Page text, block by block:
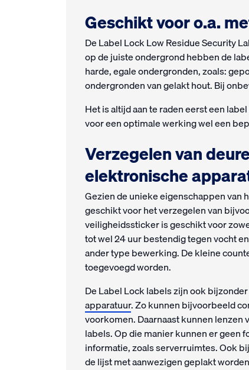
Geschikt voor o.a.
De Label Lock Low Residue Security
op de juiste ondergrond hebben de
harde, egale ondergronden, zoals:
ondergronden van gelakt hout. Bij
Het is altijd aan te raden eerst een
voor een optimale werking wel een
Verzegelen van
elektronische
Gezien de unieke eigenschappen van
geschikt voor het verzegelen van
veiligheidssticker is geschikt voor
tot wel 24 uur bestendig tegen vocht
ander type bewerking. De kleine
toegevoegd worden.
De Label Lock labels zijn ook
apparatuur. Zo kunnen bijvoorbeeld
voorkomen. Daarnaast kunnen
labels. Op die manier kunnen er geen
informatie, zoals serverruimtes. Ook
de lijst met aanwezigen geplakt